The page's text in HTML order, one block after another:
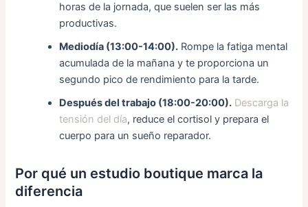
horas de la jornada, que suelen ser las más
productivas.
Mediodía (13:00-14:00). Rompe la fatiga mental
acumulada de la mañana y te proporciona un
segundo pico de rendimiento para la tarde.
Después del trabajo (18:00-20:00). Descarga la
tensión del día, reduce el cortisol y prepara el
cuerpo para un sueño reparador.
Por qué un estudio boutique marca la
diferencia